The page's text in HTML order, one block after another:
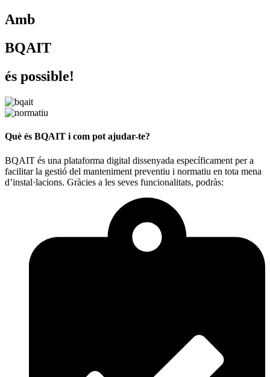
Amb
BQAIT
és possible!
Què és BQAIT i com pot ajudar-te?
BQAIT és una plataforma digital dissenyada específicament per a
facilitar la gestió del manteniment preventiu i normatiu en tota mena
d’instal·lacions. Gràcies a les seves funcionalitats, podràs: